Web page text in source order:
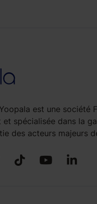
est une société
spécialisée dans la
des acteurs majeurs